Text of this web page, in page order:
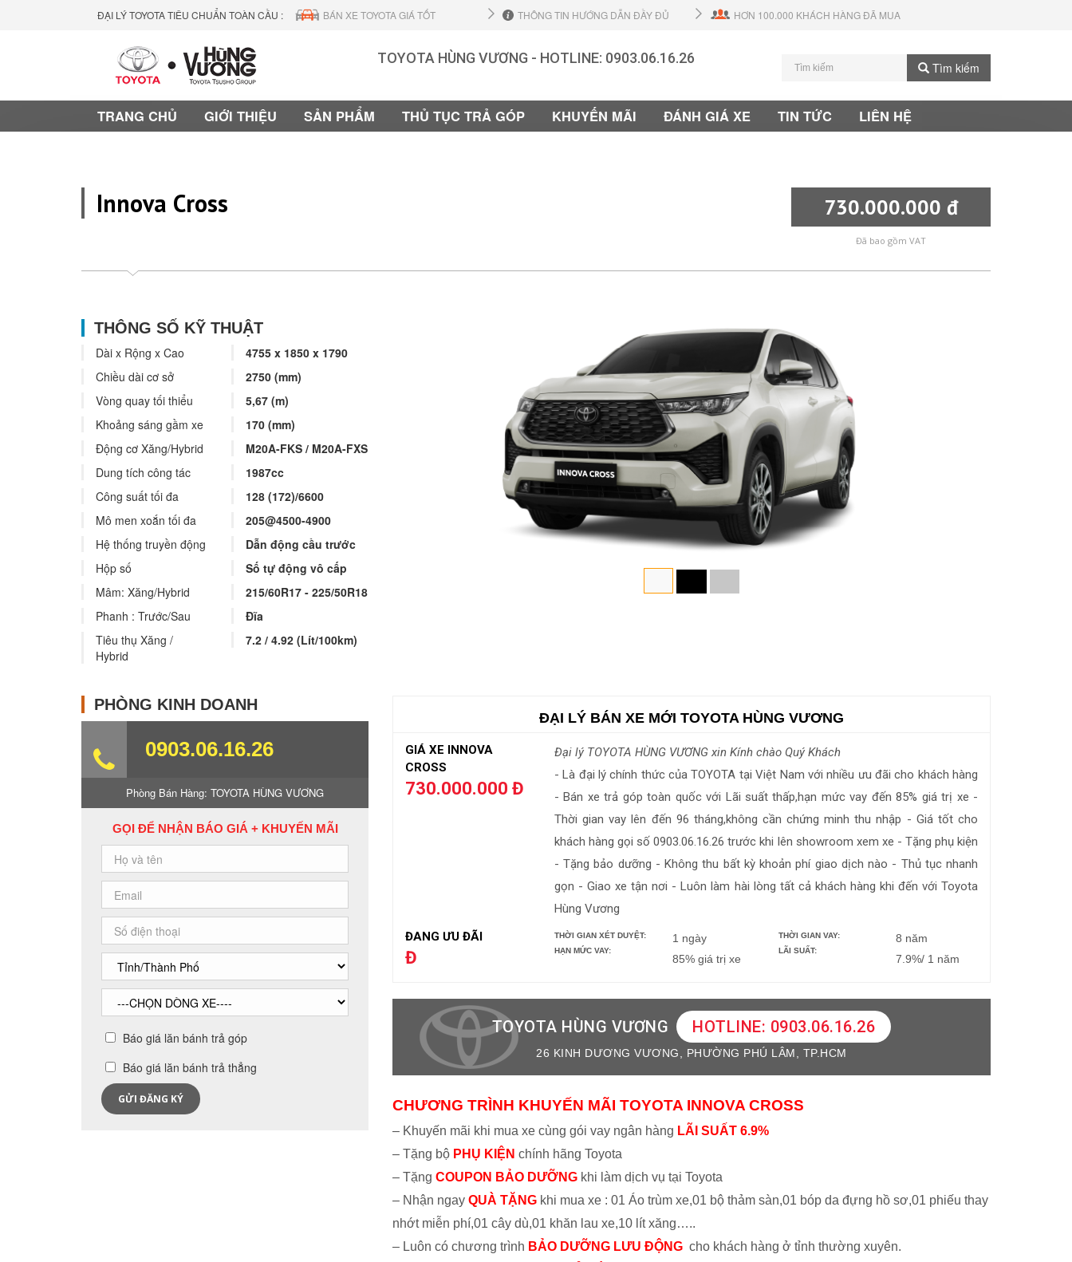
ĐẠI LÝ TOYOTA TIÊU CHUẨN TOÀN CẦU : BÁN XE TOYOTA GIÁ TỐT THÔNG TIN HƯỚNG DẪN ĐẦY ĐỦ HƠN 100.000 KHÁCH HÀNG ĐÃ MUA
TOYOTA HÙNG VƯƠNG - HOTLINE: 0903.06.16.26
Tìm kiếm
TRANG CHỦ GIỚI THIỆU SẢN PHẨM THỦ TỤC TRẢ GÓP KHUYẾN MÃI ĐÁNH GIÁ XE TIN TỨC LIÊN HỆ
Innova Cross 730.000.000 đ
Đã bao gồm VAT
THÔNG SỐ KỸ THUẬT
Dài x Rộng x Cao
4755 x 1850 x 1790
Chiều dài cơ sở
2750 (mm)
Vòng quay tối thiểu
5,67 (m)
Khoảng sáng gầm xe
170 (mm)
Động cơ Xăng/Hybrid
M20A-FKS / M20A-FXS
Dung tích công tác
1987cc
Công suất tối đa
128 (172)/6600
Mô men xoắn tối đa
205@4500-4900
Hệ thống truyền động
Dẫn động cầu trước
Hộp số
Số tự động vô cấp
Mâm: Xăng/Hybrid
215/60R17 - 225/50R18
Phanh : Trước/Sau
Đĩa
Tiêu thụ Xăng /
Hybrid
7.2 / 4.92 (Lít/100km)
PHÒNG KINH DOANH
0903.06.16.26
Phòng Bán Hàng: TOYOTA HÙNG VƯƠNG
GỌI ĐỂ NHẬN BÁO GIÁ + KHUYẾN MÃI
Báo giá lăn bánh trả góp
Báo giá lăn bánh trả thẳng
ĐẠI LÝ BÁN XE MỚI TOYOTA HÙNG VƯƠNG
GIÁ XE INNOVA
CROSS
730.000.000 Đ
Đại lý TOYOTA HÙNG VƯƠNG xin Kính chào Quý Khách
- Là đại lý chính thức của TOYOTA tại Việt Nam với nhiều ưu đãi cho khách hàng
- Bán xe trả góp toàn quốc với Lãi suất thấp,hạn mức vay đến 85% giá trị xe -
Thời gian vay lên đến 96 tháng,không cần chứng minh thu nhập - Giá tốt cho
khách hàng gọi số 0903.06.16.26 trước khi lên showroom xem xe - Tặng phụ kiện
- Tặng bảo dưỡng - Không thu bất kỳ khoản phí giao dịch nào - Thủ tục nhanh
gọn - Giao xe tận nơi - Luôn làm hài lòng tất cả khách hàng khi đến với Toyota
Hùng Vương
ĐANG ƯU ĐÃI
Đ
THỜI GIAN XÉT DUYỆT:
HẠN MỨC VAY:
1 ngày
85% giá trị xe
THỜI GIAN VAY:
LÃI SUẤT:
8 năm
7.9%/ 1 năm
TOYOTA HÙNG VƯƠNG HOTLINE: 0903.06.16.26
26 KINH DƯƠNG VƯƠNG, PHƯỜNG PHÚ LÂM, TP.HCM
CHƯƠNG TRÌNH KHUYẾN MÃI TOYOTA INNOVA CROSS
– Khuyến mãi khi mua xe cùng gói vay ngân hàng LÃI SUẤT 6.9%
– Tặng bộ PHỤ KIỆN chính hãng Toyota
– Tặng COUPON BẢO DƯỠNG khi làm dịch vụ tại Toyota
– Nhận ngay QUÀ TẶNG khi mua xe : 01 Áo trùm xe,01 bộ thảm sàn,01 bóp da đựng hồ sơ,01 phiếu thay
nhớt miễn phí,01 cây dù,01 khăn lau xe,10 lít xăng…..
– Luôn có chương trình BẢO DƯỠNG LƯU ĐỘNG cho khách hàng ở tỉnh thường xuyên.